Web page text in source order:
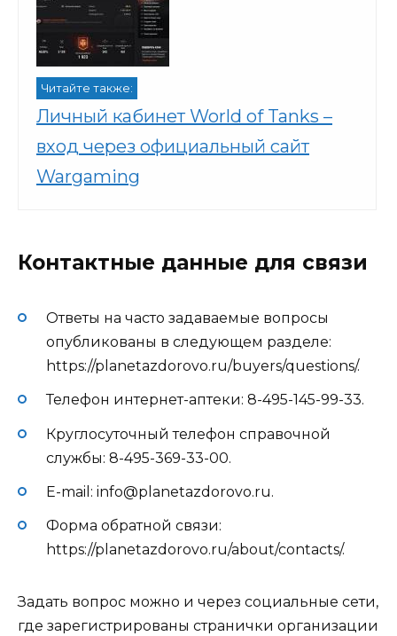
Читайте также:
Личный кабинет World of Tanks –
вход через официальный сайт
Wargaming
Контактные данные для связи
Ответы на часто задаваемые вопросы
опубликованы в следующем разделе:
https://planetazdorovo.ru/buyers/questions/.
Телефон интернет-аптеки: 8-495-145-99-33.
Круглосуточный телефон справочной
службы: 8-495-369-33-00.
E-mail: info@planetazdorovo.ru.
Форма обратной связи:
https://planetazdorovo.ru/about/contacts/.
Задать вопрос можно и через социальные сети,
где зарегистрированы странички организации